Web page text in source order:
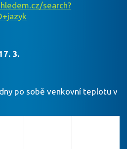
search?
3.
po sobě venkovní teplotu v